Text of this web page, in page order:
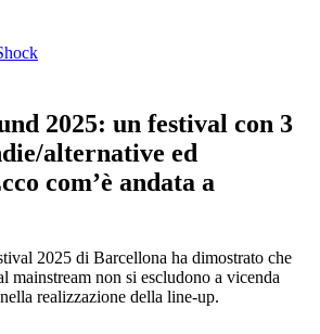
2025: un festival con 3
alternative ed
com’è andata a
2025 di Barcellona ha dimostrato che
mainstream non si escludono a vicenda
realizzazione della line-up.